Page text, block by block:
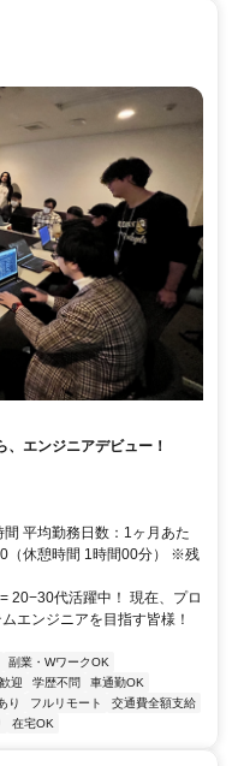
、エンジニアデビュー！
平均勤務日数：1ヶ月あた
（休憩時間 1時間00分） ※残
20−30代活躍中！ 現在、プロ
エンジニアを目指す皆様！
副業・WワークOK
迎 学歴不問
車通勤OK
り フルリモート
交通費全額支給
在宅OK